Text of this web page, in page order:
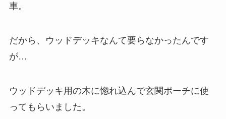
車。
だから、ウッドデッキなんて要らなかったんです
が…
ウッドデッキ用の木に惚れ込んで玄関ポーチに使
ってもらいました。